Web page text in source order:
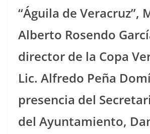
“Águila de Veracruz”,
Alberto Rosendo
director de la Copa
Lic. Alfredo Peña
presencia del
del Ayuntamiento,